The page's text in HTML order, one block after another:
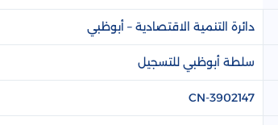
دائرة التنمية الاقتصادية – أبوظبي
سلطة أبوظبي للتسجيل
CN-3902147